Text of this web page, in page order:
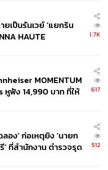
เมื่อเขาเดินออกจาก
คน และผู้รับจ้างทางอ้อม
ษัท
ดสัปดาห์ที่ผ่านมา แต่
ยเป็นรันเวย์ ‘แยกริน
HAUTE
1.7K
MOMENTUM
หูฟัง 14,990 บาท ที่ให้
617
อง’ ก่อเหตุยิง ‘นายก
ที่สำนักงาน ตำรวจรุด
512